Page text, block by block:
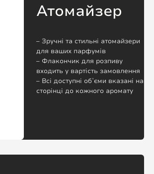
Атомайзер
– Зручні та стильні атомайзери
для ваших парфумів
– Флакончик для розпиву
входить у вартість замовлення
– Всі доступні обʼєми вказані на
сторінці до кожного аромату